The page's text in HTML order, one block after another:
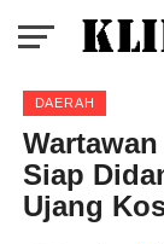
DAERAH
Siap
Ujang